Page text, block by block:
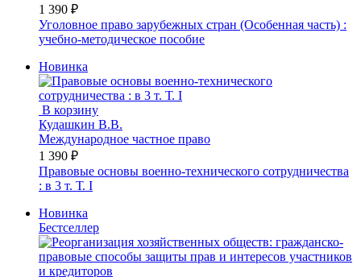
1 390 ₽
Уголовное право зарубежных стран (Особенная часть) :
учебно-методическое пособие
Новинка
В корзину
Кудашкин В.В.
Международное частное право
1 390 ₽
Правовые основы военно-технического сотрудничества
: в 3 т. Т. I
Новинка
Бестселлер